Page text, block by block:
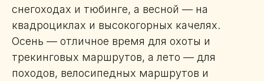
снегоходах и тюбинге, а весной — на
квадроциклах и высокогорных качелях.
Осень — отличное время для охоты и
трекинговых маршрутов, а лето — для
походов, велосипедных маршрутов и